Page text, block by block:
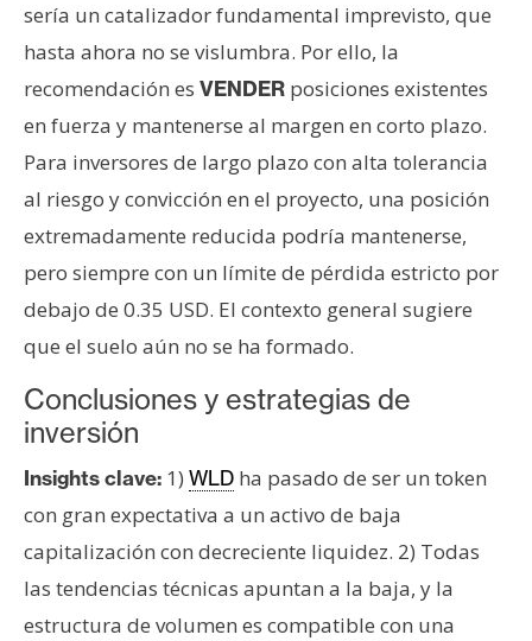
sería un catalizador fundamental imprevisto, que
hasta ahora no se vislumbra. Por ello, la
recomendación es VENDER posiciones existentes
en fuerza y mantenerse al margen en corto plazo.
Para inversores de largo plazo con alta tolerancia
al riesgo y convicción en el proyecto, una posición
extremadamente reducida podría mantenerse,
pero siempre con un límite de pérdida estricto por
debajo de 0.35 USD. El contexto general sugiere
que el suelo aún no se ha formado.
Conclusiones y estrategias de
inversión
Insights clave: 1) WLD ha pasado de ser un token
con gran expectativa a un activo de baja
capitalización con decreciente liquidez. 2) Todas
las tendencias técnicas apuntan a la baja, y la
estructura de volumen es compatible con una